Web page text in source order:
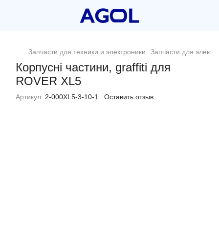
Запчасти для техники и электроники Запчасти для
Корпусні частини, graffiti для
ROVER XL5
Артикул: 2-000XL5-3-10-1 Оставить отзыв